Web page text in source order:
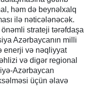
həm də beynəlxalq
ilə nəticələnəcək.
strateji tərəfdaşa
Azərbaycanın milli
enerji və nəqliyyat
və digər regional
Azərbaycan
üçün əlavə